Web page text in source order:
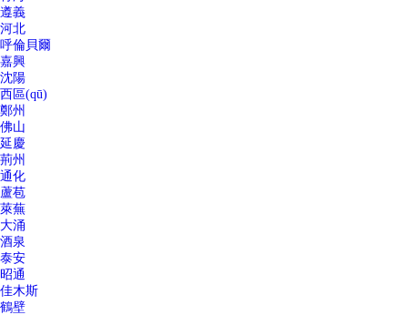
遵義
河北
呼倫貝爾
嘉興
沈陽
西區(qū)
鄭州
佛山
延慶
荊州
通化
蘆苞
萊蕪
大涌
酒泉
泰安
昭通
佳木斯
鶴壁